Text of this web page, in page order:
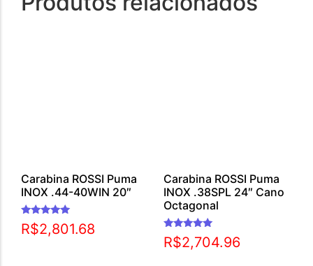
Carabina ROSSI Puma
INOX .44-40WIN 20″
Avaliação
5.00
R$2,801.68
Carabina ROSSI Puma
INOX .38SPL 24″ Cano
Octagonal
Avaliação
5.00
R$2,704.96